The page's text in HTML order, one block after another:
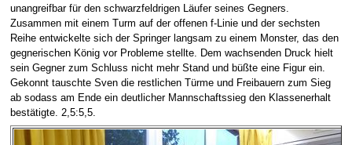
unangreifbar für den schwarzfeldrigen Läufer seines Gegners.
Zusammen mit einem Turm auf der offenen f-Linie und der sechsten
Reihe entwickelte sich der Springer langsam zu einem Monster, das den
gegnerischen König vor Probleme stellte. Dem wachsenden Druck hielt
sein Gegner zum Schluss nicht mehr Stand und büßte eine Figur ein.
Gekonnt tauschte Sven die restlichen Türme und Freibauern zum Sieg
ab sodass am Ende ein deutlicher Mannschaftssieg den Klassenerhalt
bestätigte. 2,5:5,5.